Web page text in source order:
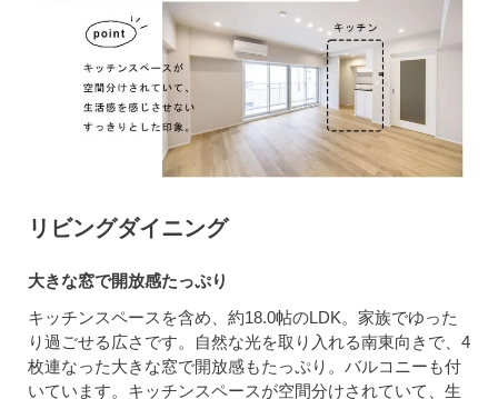
リビングダイニング
大きな窓で開放感たっぷり
キッチンスペースを含め、約18.0帖のLDK。家族でゆった
り過ごせる広さです。自然な光を取り入れる南東向きで、4
枚連なった大きな窓で開放感もたっぷり。バルコニーも付
いています。キッチンスペースが空間分けされていて、生